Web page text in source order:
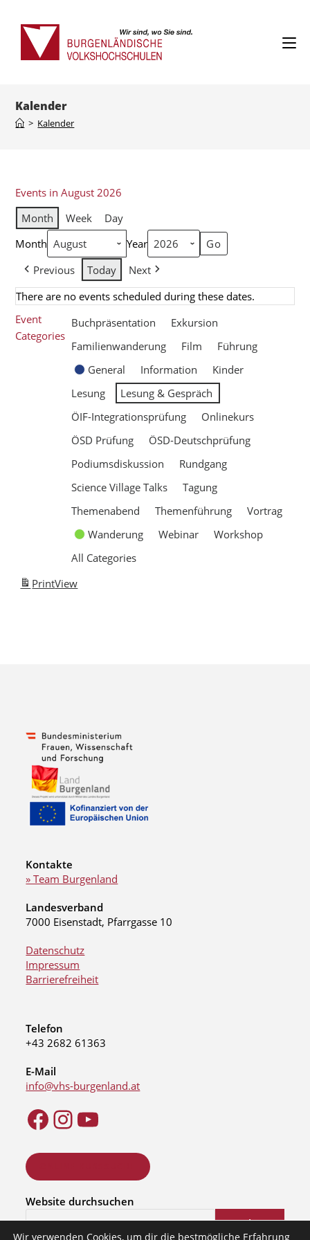
Kalender
> Kalender
Events in August 2026
Month
Week
Day
Month
Year
Previous
Today
Next
There are no events scheduled during these dates.
Event
Categories
Buchpräsentation
Exkursion
Familienwanderung
Film
Führung
General
Information
Kinder
Lesung
Lesung & Gespräch
ÖIF-Integrationsprüfung
Onlinekurs
ÖSD Prüfung
ÖSD-Deutschprüfung
Podiumsdiskussion
Rundgang
Science Village Talks
Tagung
Themenabend
Themenführung
Vortrag
Wanderung
Webinar
Workshop
All Categories
PrintView
Kontakte
» Team Burgenland
Landesverband
7000 Eisenstadt, Pfarrgasse 10
Datenschutz
Impressum
Barrierefreiheit
Telefon
+43 2682 61363
E-Mail
info@vhs-burgenland.at
Website durchsuchen
Suchen
Wir verwenden Cookies, um dir die bestmögliche Erfahrung